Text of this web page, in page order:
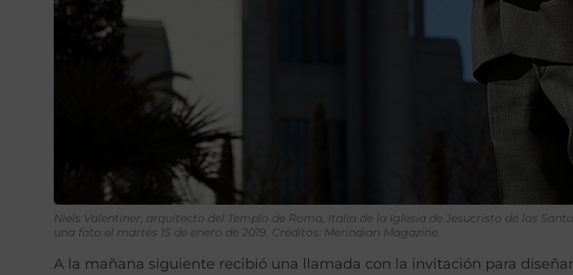
Niels Valentiner, arquitecto del Templo de Roma, Italia de la Iglesia de Jesucristo de los
una foto el martes 15 de enero de 2019. Créditos: Merindian Magazine
A la mañana siguiente recibió una llamada con la invitación para